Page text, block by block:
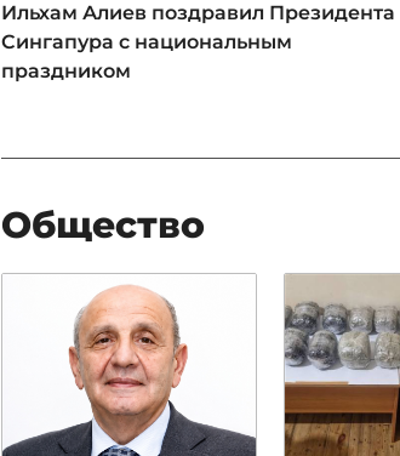
Ильхам Алиев поздравил Президента
Сингапура с национальным
праздником
Общество